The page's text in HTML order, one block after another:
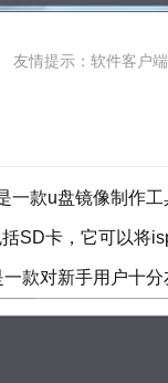
友情提示：软件客户
款u盘镜像制作工
SD卡，它可以将
款对新手用户十分